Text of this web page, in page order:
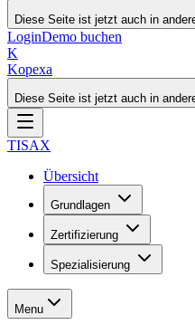
Diese Seite ist jetzt auch in
LoginDemo buchen
K
Kopexa
Diese Seite ist jetzt auch in
TISAX
Übersicht
Grundlagen
Zertifizierung
Spezialisierung
Menu